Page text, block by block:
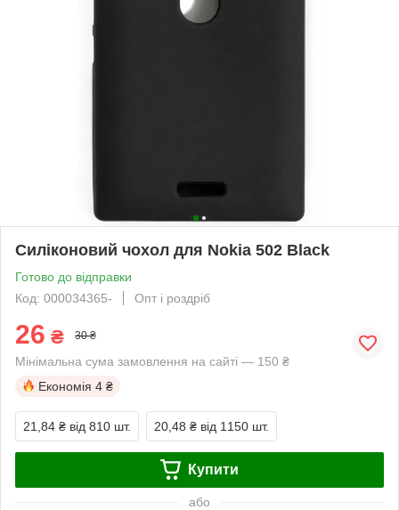
Силіконовий чохол для Nokia 502 Black
Готово до відправки
Код: 000034365-
Опт і роздріб
26 ₴ 30 ₴
Мінімальна сума замовлення на сайті — 150 ₴
Економія 4 ₴
21,84 ₴ від 810 шт. 20,48 ₴ від 1150 шт.
Купити
або